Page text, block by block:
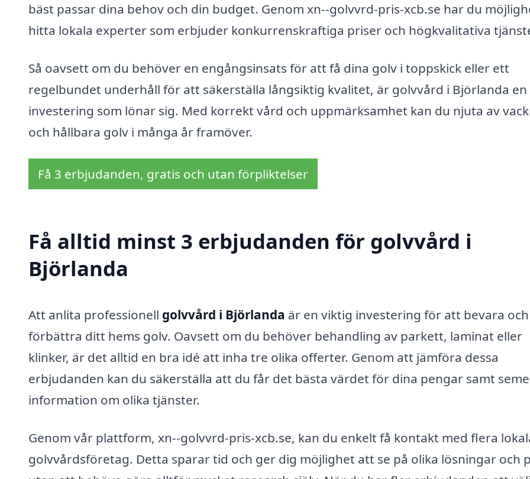
bäst passar dina behov och din budget. Genom xn--golvvrd-pris-xcb.se har du
hitta lokala experter som erbjuder konkurrenskraftiga priser och högkvalitativa
Så oavsett om du behöver en engångsinsats för att få dina golv i toppskick eller ett
regelbundet underhåll för att säkerställa långsiktig kvalitet, är golvvård i Björlanda en
investering som lönar sig. Med korrekt vård och uppmärksamhet kan du njuta av
och hållbara golv i många år framöver.
Få 3 erbjudanden, gratis och utan förpliktelser
Få alltid minst 3 erbjudanden för golvvård i
Björlanda
Att anlita professionell golvvård i Björlanda är en viktig investering för att bevara och
förbättra ditt hems golv. Oavsett om du behöver behandling av parkett, laminat eller
klinker, är det alltid en bra idé att inha tre olika offerter. Genom att jämföra dessa
erbjudanden kan du säkerställa att du får det bästa värdet för dina pengar samt
information om olika tjänster.
Genom vår plattform, xn--golvvrd-pris-xcb.se, kan du enkelt få kontakt med flera
golvvårdsföretag. Detta sparar tid och ger dig möjlighet att se på olika lösningar och